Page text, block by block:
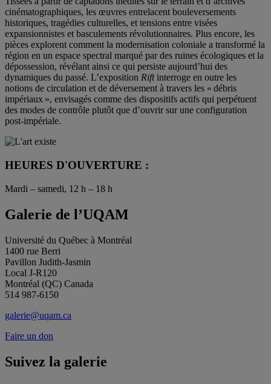
cinématographiques, les œuvres entrelacent bouleversements
historiques, tragédies culturelles, et tensions entre visées
expansionnistes et basculements révolutionnaires. Plus encore, les
pièces explorent comment la modernisation coloniale a transformé la
région en un espace spectral marqué par des ruines écologiques et la
dépossession, révélant ainsi ce qui persiste aujourd’hui des
dynamiques du passé. L’exposition Riftinterroge en outre les
notions de circulation et de déversement à travers les « débris
impériaux », envisagés comme des dispositifs actifs qui perpétuent
des modes de contrôle plutôt que d’ouvrir sur une configuration
post-impériale.
HEURES D'OUVERTURE :
Mardi – samedi, 12 h – 18 h
Galerie de l’UQAM
Université du Québec à Montréal
1400 rue Berri
Pavillon Judith-Jasmin
Local J-R120
Montréal (QC) Canada
514 987-6150
galerie@uqam.ca
Faire un don
Suivez la galerie